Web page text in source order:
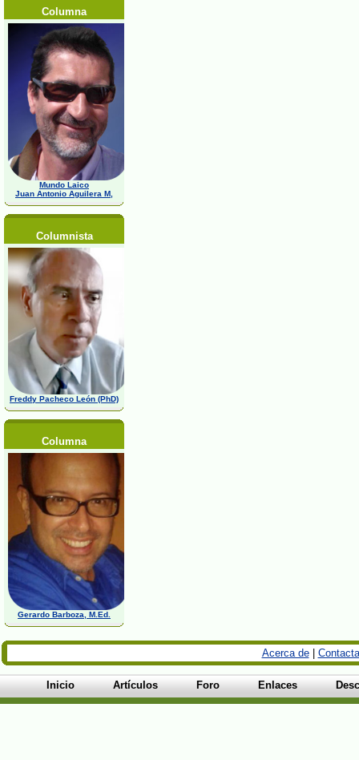
Columna
Mundo Laico
Juan Antonio Aguilera M,
Columnista
Freddy Pacheco León (PhD)
Columna
Gerardo Barboza, M.Ed.
Acerca de|
Inicio Artículos Foro Enlaces